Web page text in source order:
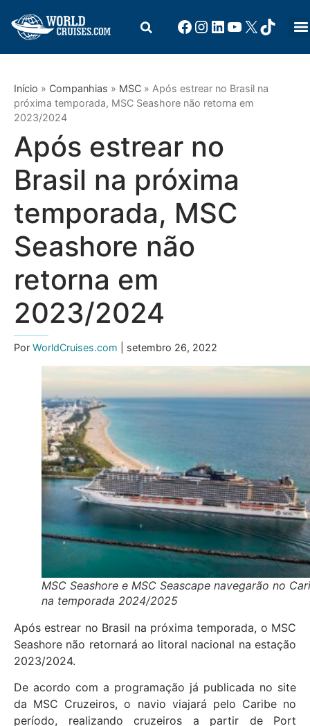
Início » Companhias » MSC » Após estrear no Brasil na
próxima temporada, MSC Seashore não retorna em
2023/2024
Após estrear no
Brasil na próxima
temporada, MSC
Seashore não
retorna em
2023/2024
Por WorldCruises.com | setembro 26, 2022
MSC Seashore e MSC Seascape navegarão no
na temporada 2024/2025
Após estrear no Brasil na próxima temporada, o MSC
Seashore não retornará ao litoral nacional na estação
2023/2024.
De acordo com a programação já publicada no site
da MSC Cruzeiros, o navio viajará pelo Caribe no
período, realizando cruzeiros a partir de Port